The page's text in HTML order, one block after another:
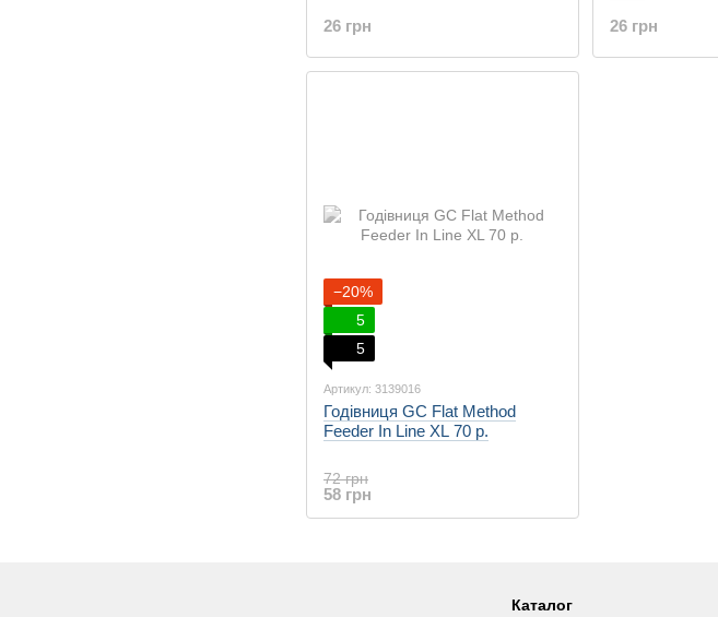
26 грн
26 грн
−20%
5
5
Артикул: 3139016
Годівниця GC Flat Method
Feeder In Line XL 70 р.
72 грн
58 грн
Каталог